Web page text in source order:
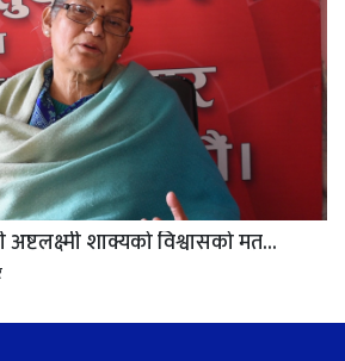
अष्टलक्ष्मी शाक्यको विश्वासको मत...